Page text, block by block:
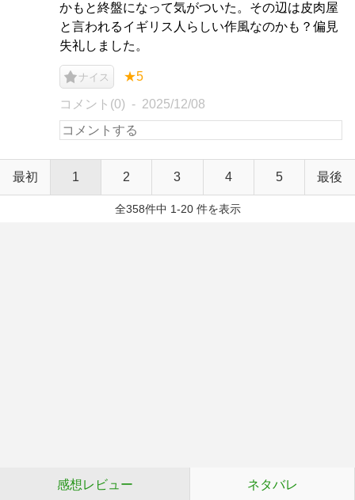
かもと終盤になって気がついた。その辺は皮肉屋
と言われるイギリス人らしい作風なのかも？偏見
失礼しました。
ナイス ★5
コメント(0) 2025/12/08
最初 1 2 3 4 5 最後
全358件中 1-20 件を表示
感想レビュー ネタバレ